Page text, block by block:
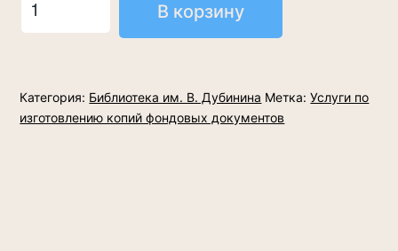
(распечатка)
документов
В корзину
Категория: Библиотека им. В. Дубинина Метка:Услуги по
изготовлению копий фондовых документов